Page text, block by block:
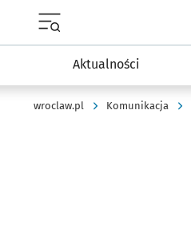
Aktualności
wroclaw.pl Komunikacja